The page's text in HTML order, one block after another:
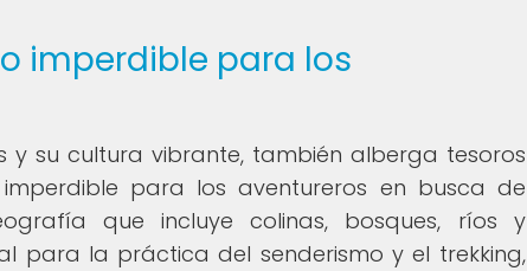
imperdible para los
y su cultura vibrante, también alberga tesoros
para los aventureros en busca de
que incluye colinas, bosques, ríos y
para la práctica del senderismo y el trekking,